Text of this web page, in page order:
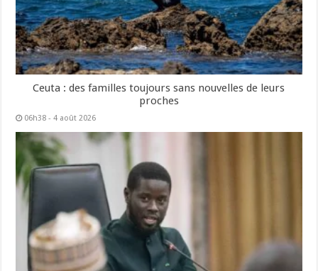
Ceuta : des familles toujours sans nouvelles de leurs
proches
06h38 - 4 août 2026